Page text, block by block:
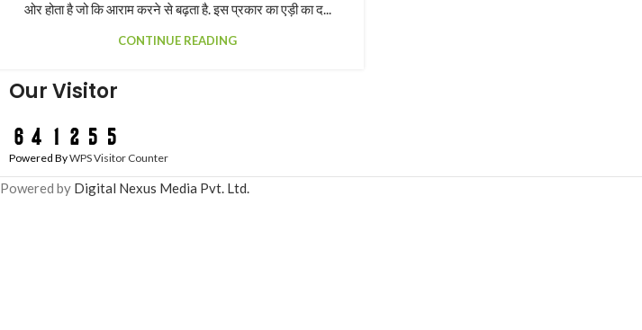
ओर होता है जो कि आराम करने से बढ़ता है. इस प्रकार का एड़ी का द...
CONTINUE READING
Our Visitor
Powered ByWPS Visitor Counter
Powered by Digital Nexus Media Pvt. Ltd.